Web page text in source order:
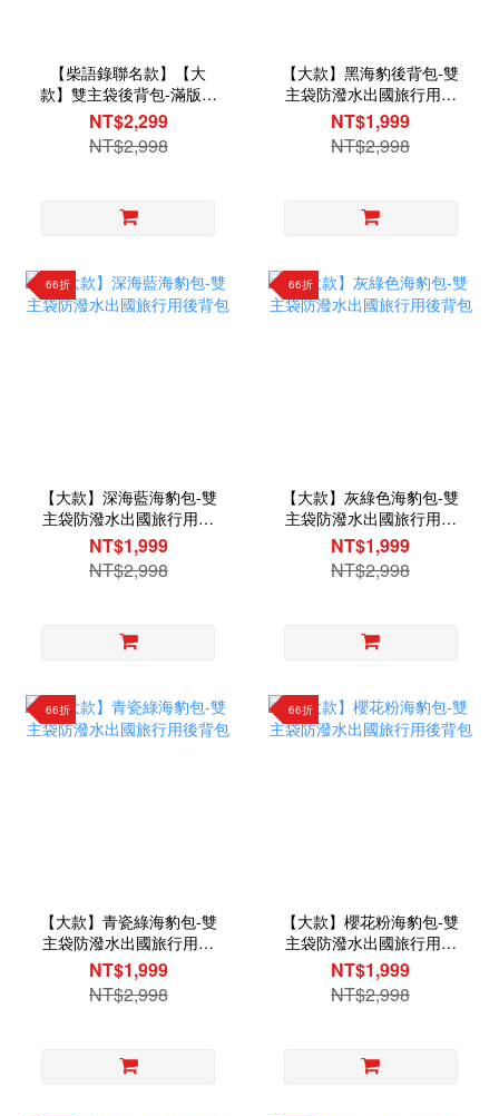
【柴語錄聯名款】【大
款】雙主袋後背包-滿版柴
語錄款
NT$2,299
NT$2,998
【大款】黑海豹後背包-雙
主袋防潑水出國旅行用後
背包
NT$1,999
NT$2,998
66折
【大款】深海藍海豹包-雙
主袋防潑水出國旅行用後
背包
NT$1,999
NT$2,998
66折
【大款】灰綠色海豹包-雙
主袋防潑水出國旅行用後
背包
NT$1,999
NT$2,998
66折
【大款】青瓷綠海豹包-雙
主袋防潑水出國旅行用後
背包
NT$1,999
NT$2,998
66折
【大款】櫻花粉海豹包-雙
主袋防潑水出國旅行用後
背包
NT$1,999
NT$2,998